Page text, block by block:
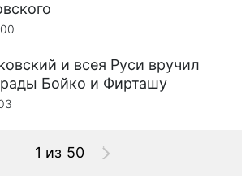
и всея Руси вручил
Бойко и Фирташу
1 из 50